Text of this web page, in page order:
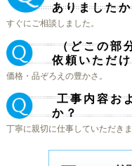
ありました
すぐにご相談しました。
（どこの部
依頼いただ
価格・品ぞろえの豊かさ。
工事内容お
か？
丁寧に親切に仕事していただきま